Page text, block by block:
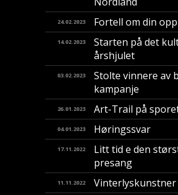
24.02.2023 Fortell om din
14.02.2023
Starten på det
årshjulet
03.02.2023
Stolte vinnere av
kampanje
26.01.2023 Art-Trail på
04.01.2023 Høringssvar
17.11.2022
Litt tid e den
presang
11.11.2022 Vinterlyskunstner